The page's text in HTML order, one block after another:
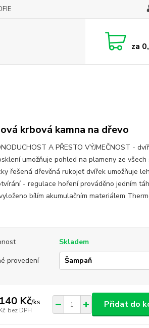
za
krbová kamna na dřevo
A PŘESTO VÝJMEČNOST -
umožňuje pohled na plameny ze
řešená dřevěná rukojeť dvířek umožňuje
- regulace hoření prováděno jedním
bílím akumulačním materiálem
Skladem
provedení
Kč/ks
bez DPH
Přidat do